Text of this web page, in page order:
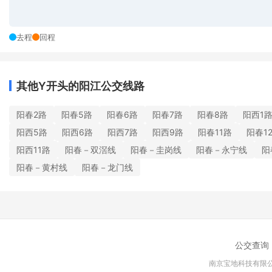
去程 回程
其他Y开头的阳江公交线路
阳春2路 阳春5路 阳春6路 阳春7路 阳春8路
阳西1路
阳西5路
阳西6路 阳西7路 阳西9路 阳春11路
阳春
阳西11路
阳春－双滘线 阳春－圭岗线 阳春－永宁线
阳春－黄村线
阳春－龙门线
公交查询
南京宝地科技有限